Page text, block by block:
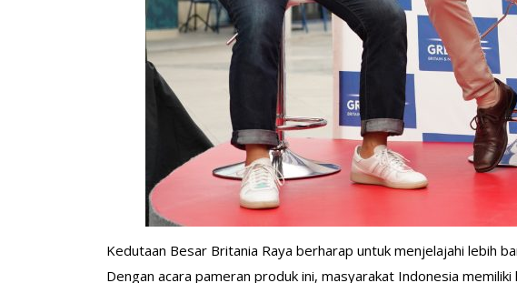
Kedutaan Besar Britania Raya berharap untuk menjelajahi lebih
Dengan acara pameran produk ini, masyarakat Indonesia